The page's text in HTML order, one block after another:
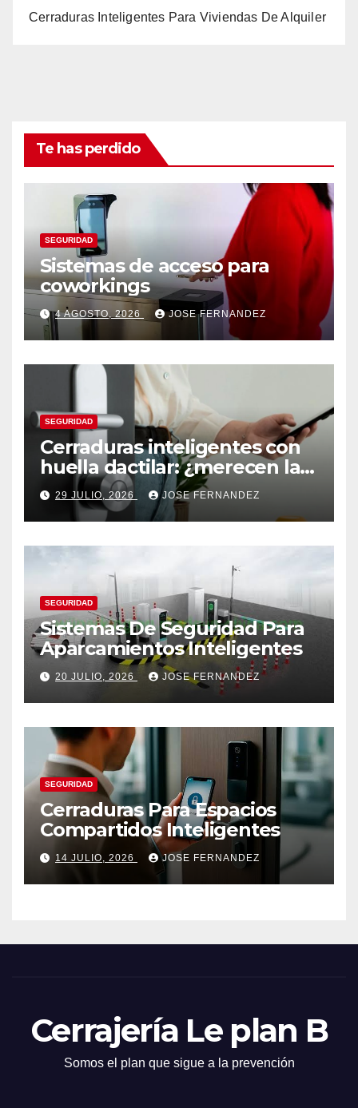
Cerraduras Inteligentes Para Viviendas De Alquiler
Te has perdido
SEGURIDAD
Sistemas de acceso para
coworkings
4 AGOSTO, 2026 JOSE FERNANDEZ
SEGURIDAD
Cerraduras inteligentes con
huella dactilar: ¿merecen la
pena?
29 JULIO, 2026 JOSE FERNANDEZ
SEGURIDAD
Sistemas De Seguridad Para
Aparcamientos Inteligentes
20 JULIO, 2026 JOSE FERNANDEZ
SEGURIDAD
Cerraduras Para Espacios
Compartidos Inteligentes
14 JULIO, 2026 JOSE FERNANDEZ
Cerrajería Le plan B
Somos el plan que sigue a la prevención